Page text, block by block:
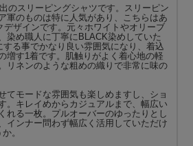
のスリーピングシャツです。スリーピン
軍のものは特に人気があり、こちらはあ
デザインです。元々ホワイトやオリーブ
染め職人に丁寧にBLACK染めしていた
る事でかなり良い雰囲気になり、着込
増す1着です。肌触りがよく着心地の軽
リネンのような粗めの織りで非常に味の
てモードな雰囲気も楽しめますし、ショ
。キレイめからカジュアルまで、幅広い
れる一枚。プルオーバーのゆったりとし
インナー問わず幅広く活用していただけ
。